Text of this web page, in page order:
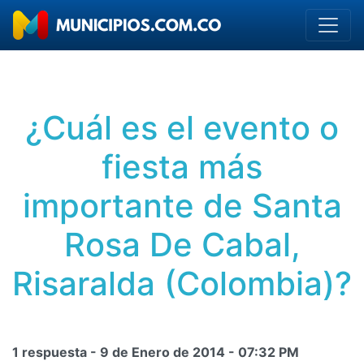
¿Cuál es el evento o
fiesta más
importante de Santa
Rosa De Cabal,
Risaralda (Colombia)?
1 respuesta - 9 de Enero de 2014 - 07:32 PM